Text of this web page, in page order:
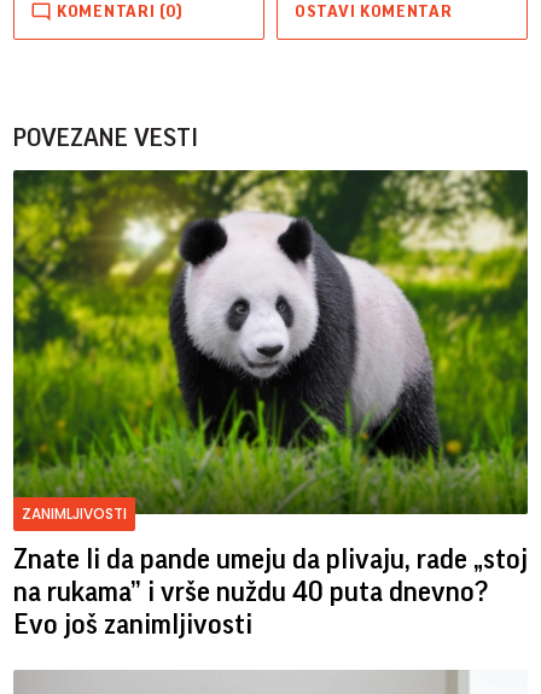
KOMENTARI (0) OSTAVI KOMENTAR
POVEZANE VESTI
ZANIMLJIVOSTI
Znate li da pande umeju da plivaju, rade „stoj
na rukama” i vrše nuždu 40 puta dnevno?
Evo još zanimljivosti